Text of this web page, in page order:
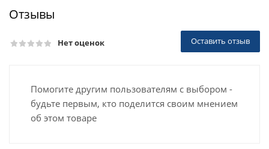
Отзывы
Нет оценок Оставить отзыв
Помогите другим пользователям с выбором -
будьте первым, кто поделится своим мнением
об этом товаре